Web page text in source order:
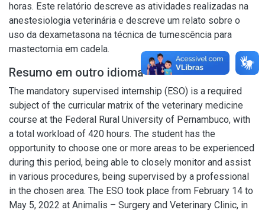
horas. Este relatório descreve as atividades realizadas na
anestesiologia veterinária e descreve um relato sobre o
uso da dexametasona na técnica de tumescência para
mastectomia em cadela.
Resumo em outro idioma
The mandatory supervised internship (ESO) is a required
subject of the curricular matrix of the veterinary medicine
course at the Federal Rural University of Pernambuco, with
a total workload of 420 hours. The student has the
opportunity to choose one or more areas to be experienced
during this period, being able to closely monitor and assist
in various procedures, being supervised by a professional
in the chosen area. The ESO took place from February 14 to
May 5, 2022 at Animalis – Surgery and Veterinary Clinic, in